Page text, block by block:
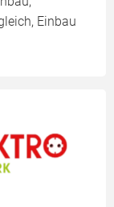
Einbau